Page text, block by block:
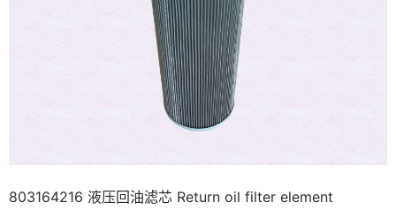
803164216 液压回油滤芯 Return oil filter element